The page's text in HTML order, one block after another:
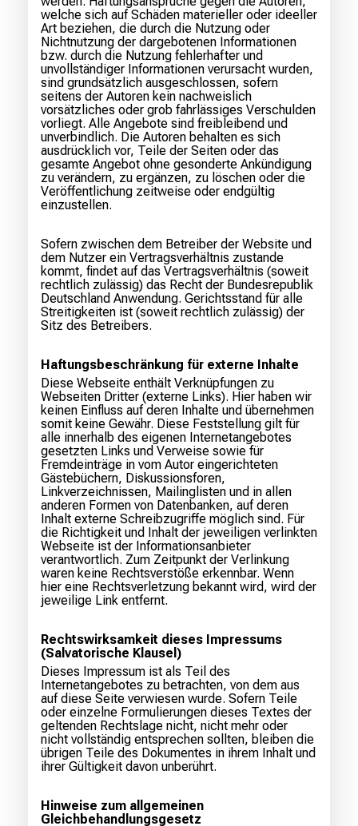
welche sich auf Schäden materieller oder ideeller
Art beziehen, die durch die Nutzung oder
Nichtnutzung der dargebotenen Informationen
bzw. durch die Nutzung fehlerhafter und
unvollständiger Informationen verursacht wurden,
sind grundsätzlich ausgeschlossen, sofern
seitens der Autoren kein nachweislich
vorsätzliches oder grob fahrlässiges Verschulden
vorliegt. Alle Angebote sind freibleibend und
unverbindlich. Die Autoren behalten es sich
ausdrücklich vor, Teile der Seiten oder das
gesamte Angebot ohne gesonderte Ankündigung
zu verändern, zu ergänzen, zu löschen oder die
Veröffentlichung zeitweise oder endgültig
einzustellen.
Sofern zwischen dem Betreiber der Website und
dem Nutzer ein Vertragsverhältnis zustande
kommt, findet auf das Vertragsverhältnis (soweit
rechtlich zulässig) das Recht der Bundesrepublik
Deutschland Anwendung. Gerichtsstand für alle
Streitigkeiten ist (soweit rechtlich zulässig) der
Sitz des Betreibers.
Haftungsbeschränkung für externe Inhalte
Diese Webseite enthält Verknüpfungen zu
Webseiten Dritter (externe Links). Hier haben wir
keinen Einfluss auf deren Inhalte und übernehmen
somit keine Gewähr. Diese Feststellung gilt für
alle innerhalb des eigenen Internetangebotes
gesetzten Links und Verweise sowie für
Fremdeinträge in vom Autor eingerichteten
Gästebüchern, Diskussionsforen,
Linkverzeichnissen, Mailinglisten und in allen
anderen Formen von Datenbanken, auf deren
Inhalt externe Schreibzugriffe möglich sind. Für
die Richtigkeit und Inhalt der jeweiligen verlinkten
Webseite ist der Informationsanbieter
verantwortlich. Zum Zeitpunkt der Verlinkung
waren keine Rechtsverstöße erkennbar. Wenn
hier eine Rechtsverletzung bekannt wird, wird der
jeweilige Link entfernt.
Rechtswirksamkeit dieses Impressums
(Salvatorische Klausel)
Dieses Impressum ist als Teil des
Internetangebotes zu betrachten, von dem aus
auf diese Seite verwiesen wurde. Sofern Teile
oder einzelne Formulierungen dieses Textes der
geltenden Rechtslage nicht, nicht mehr oder
nicht vollständig entsprechen sollten, bleiben die
übrigen Teile des Dokumentes in ihrem Inhalt und
ihrer Gültigkeit davon unberührt.
Hinweise zum allgemeinen
Gleichbehandlungsgesetz